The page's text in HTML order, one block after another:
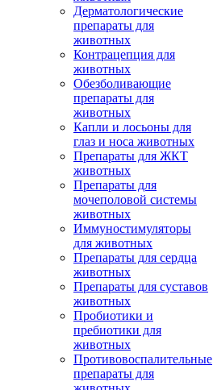
Дерматологические
препараты для
животных
Контрацепция для
животных
Обезболивающие
препараты для
животных
Капли и лосьоны для
глаз и носа животных
Препараты для ЖКТ
животных
Препараты для
мочеполовой системы
животных
Иммуностимуляторы
для животных
Препараты для сердца
животных
Препараты для суставов
животных
Пробиотики и
пребиотики для
животных
Противовоспалительные
препараты для